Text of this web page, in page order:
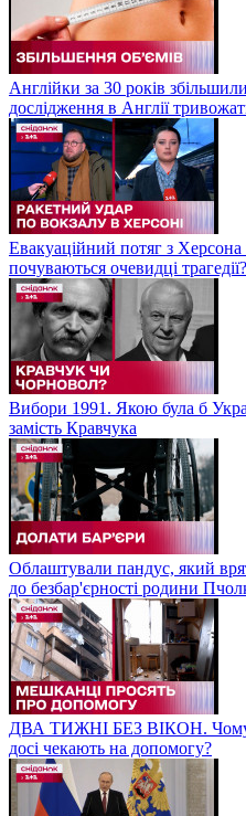
Англійки за 30 років
дослідження в Англії
Евакуаційний потяг з
почуваються очевидці трагедії?
Вибори 1991. Якою була б
замість Кравчука
Облаштували пандус, який
до безбар'єрності родини
ДВА ТИЖНІ БЕЗ ВІКОН. Чому
досі чекають на допомогу?